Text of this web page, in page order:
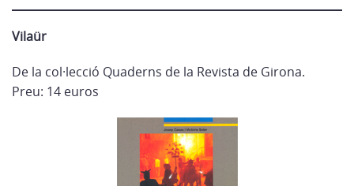
Vilaür
De la col·lecció Quaderns de la Revista de Girona.
Preu: 14 euros